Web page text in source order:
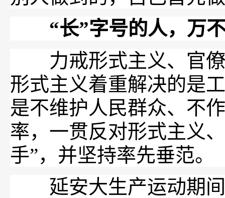
“长”字号的人，万不
力戒形式主义、官僚
形式主义着重解决的是
是不维护人民群众、 不
率，一贯反对形式主义
手”，并坚持率先垂范。
延安大生产运动期间